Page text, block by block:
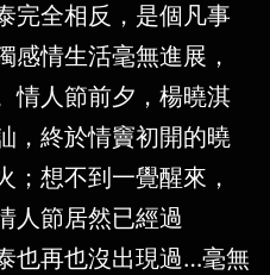
完全相反，是個凡事
感情生活毫無進展，
情人節前夕，楊曉淇
，終於情竇初開的曉
；想不到一覺醒來，
人節居然已經過
也再也沒出現過…毫無